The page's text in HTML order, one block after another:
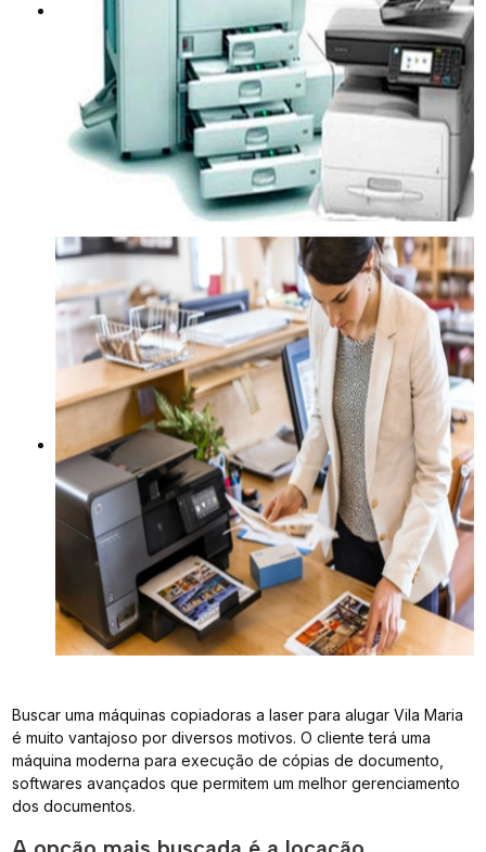
Buscar uma máquinas copiadoras a laser para alugar Vila Maria
é muito vantajoso por diversos motivos. O cliente terá uma
máquina moderna para execução de cópias de documento,
softwares avançados que permitem um melhor gerenciamento
dos documentos.